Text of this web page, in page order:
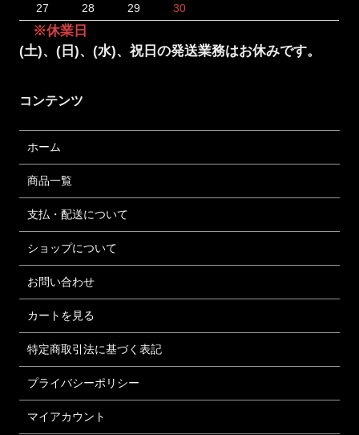
27
28 29 30
※休業日
(土)、(日)、(水)、祝日の発送業務はお休みです。
コンテンツ
ホーム
商品一覧
支払・配送について
ショップについて
お問い合わせ
カートを見る
特定商取引法に基づく表記
プライバシーポリシー
マイアカウント